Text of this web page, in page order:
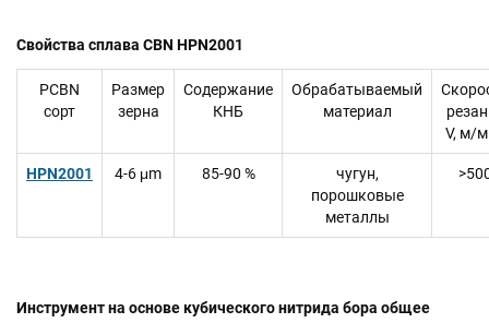
Свойства сплава CBN HPN2001
PCBN
сорт
Размер
зерна
Содержание
КНБ
Обрабатываемый
материал
V, м/
HPN2001 4-6 μm 85-90 %
чугун,
порошковые
металлы
Инструмент на основе кубического нитрида бора общее